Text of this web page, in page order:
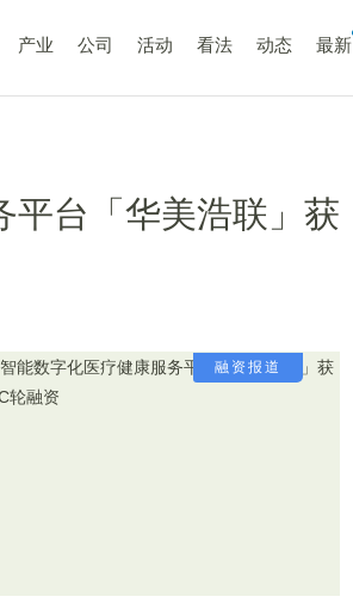
产业 公司 活动 看法 动态 最新
平台「华美浩联」获
融资报道